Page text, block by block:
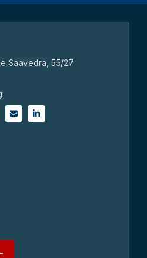
Saavedra, 55/27